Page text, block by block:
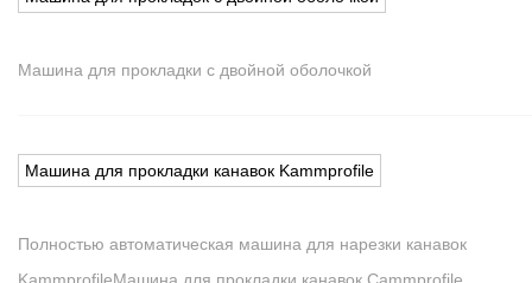
Машина для прокладки с двойной оболочкой
Машина для прокладки канавок Kammprofile
Полностью автоматическая машина для нарезки канавок